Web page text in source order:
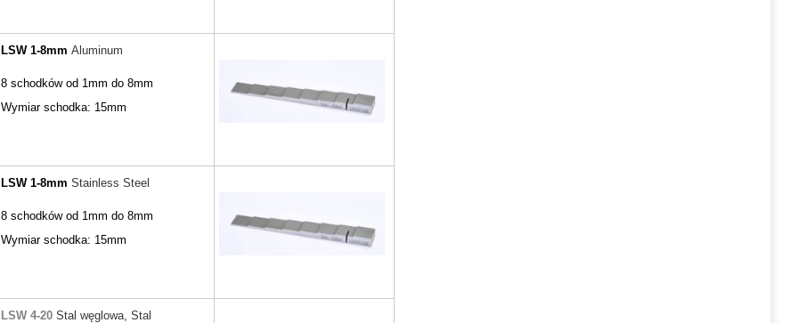
LSW 1-8mm Aluminum
8 schodków od 1mm do 8mm
Wymiar schodka: 15mm
LSW 1-8mm Stainless Steel
8 schodków od 1mm do 8mm
Wymiar schodka: 15mm
LSW 4-20 Stal węglowa, Stal